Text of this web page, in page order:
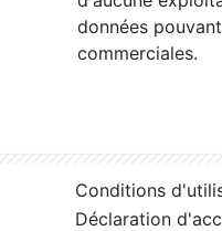
données
commerciales.
Conditions
Déclaration